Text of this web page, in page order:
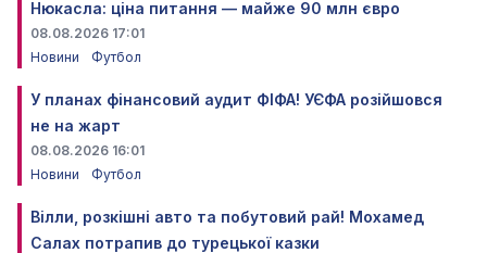
Нюкасла: ціна питання — майже 90 млн євро
08.08.2026 17:01
Новини
Футбол
У планах фінансовий аудит ФІФА! УЄФА розійшовся
не на жарт
08.08.2026 16:01
Новини
Футбол
Вілли, розкішні авто та побутовий рай! Мохамед
Салах потрапив до турецької казки